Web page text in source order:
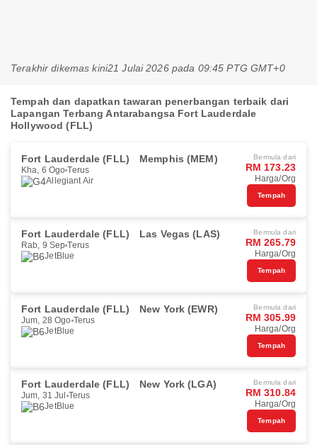
Terakhir dikemas kini21 Julai 2026 pada 09:45 PTG GMT+0
Tempah dan dapatkan tawaran penerbangan terbaik dari
Lapangan Terbang Antarabangsa Fort Lauderdale
Hollywood (FLL)
Fort Lauderdale (FLL) Memphis (MEM)
Kha, 6 Ogo Terus
Allegiant Air
Bermula dari
RM 173.23
Harga/Org
Tempah
Fort Lauderdale (FLL) Las Vegas (LAS)
Rab, 9 Sep Terus
JetBlue
Bermula dari
RM 265.79
Harga/Org
Tempah
Fort Lauderdale (FLL) New York (EWR)
Jum, 28 Ogo Terus
JetBlue
Bermula dari
RM 305.99
Harga/Org
Tempah
Fort Lauderdale (FLL) New York (LGA)
Jum, 31 Jul Terus
JetBlue
Bermula dari
RM 310.84
Harga/Org
Tempah